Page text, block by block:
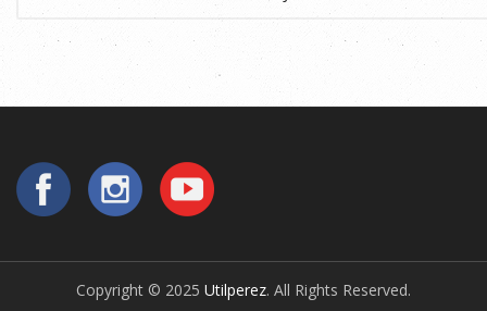
Copyright © 2025 Utilperez. All Rights Reserved.